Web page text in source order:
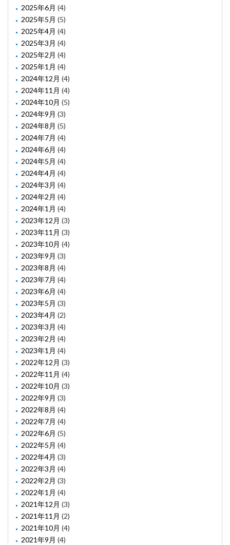
2025年6月 (4)
2025年5月 (5)
2025年4月 (4)
2025年3月 (4)
2025年2月 (4)
2025年1月 (4)
2024年12月 (4)
2024年11月 (4)
2024年10月 (5)
2024年9月 (3)
2024年8月 (5)
2024年7月 (4)
2024年6月 (4)
2024年5月 (4)
2024年4月 (4)
2024年3月 (4)
2024年2月 (4)
2024年1月 (4)
2023年12月 (3)
2023年11月 (3)
2023年10月 (4)
2023年9月 (3)
2023年8月 (4)
2023年7月 (4)
2023年6月 (4)
2023年5月 (3)
2023年4月 (2)
2023年3月 (4)
2023年2月 (4)
2023年1月 (4)
2022年12月 (3)
2022年11月 (4)
2022年10月 (3)
2022年9月 (3)
2022年8月 (4)
2022年7月 (4)
2022年6月 (5)
2022年5月 (4)
2022年4月 (3)
2022年3月 (4)
2022年2月 (3)
2022年1月 (4)
2021年12月 (3)
2021年11月 (2)
2021年10月 (4)
2021年9月 (4)